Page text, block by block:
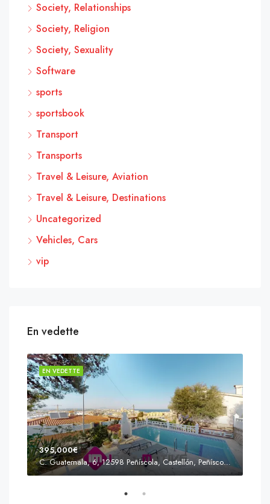
Society, Relationships
Society, Religion
Society, Sexuality
Software
sports
sportsbook
Transport
Transports
Travel & Leisure, Aviation
Travel & Leisure, Destinations
Uncategorized
Vehicles, Cars
vip
En vedette
EN VEDETTE
395,000€
C. Guatemala, 6, 12598 Peñíscola, Castellón, Peñíscola, Communauté valencienne